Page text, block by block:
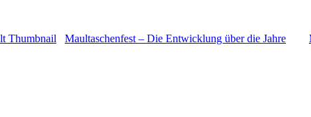
Maultaschenfest – Die Entwicklung über die Jahre